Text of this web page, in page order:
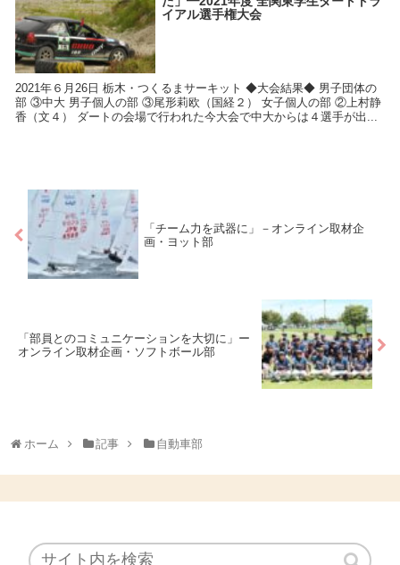
イアル選手権大会
2021年６月26日 栃木・つくるまサーキット ◆大会結果◆ 男子団体の
部 ③中大 男子個人の部 ③尾形莉欧（国経２） 女子個人の部 ②上村静
香（文４） ダートの会場で行われた今大会で中大からは４選手が出...
「チーム力を武器に」－オンライン取材企
画・ヨット部
「部員とのコミュニケーションを大切に」ー
オンライン取材企画・ソフトボール部
ホーム 記事 自動車部